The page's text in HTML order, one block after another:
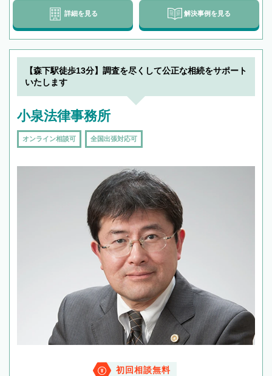
詳細を見る 解決事例を見る
【森下駅徒歩13分】調査を尽くして公正な相続をサポート
いたします
小泉法律事務所
オンライン相談可 全国出張対応可
初回相談無料